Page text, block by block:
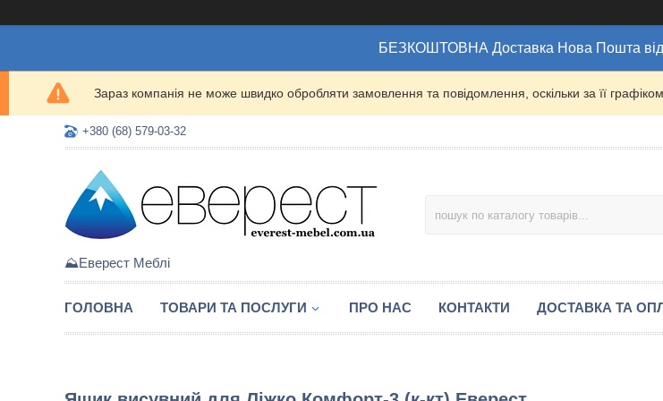
БЕЗКОШТОВНА Доставка Нова Пошта від
Зараз компанія не може швидко обробляти замовлення та повідомлення, оскільки за її
+380 (68) 579-03-32
⛰️Еверест Меблі
ГОЛОВНА ТОВАРИ ТА ПОСЛУГИ ПРО НАС КОНТАКТИ ДОСТАВКА ТА